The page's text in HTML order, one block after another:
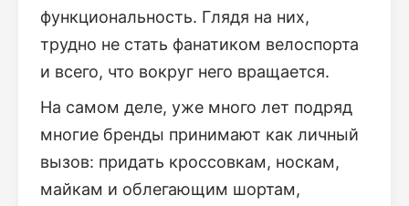
функциональность. Глядя на них,
трудно не стать фанатиком велоспорта
и всего, что вокруг него вращается.
На самом деле, уже много лет подряд
многие бренды принимают как личный
вызов: придать кроссовкам, носкам,
майкам и облегающим шортам,